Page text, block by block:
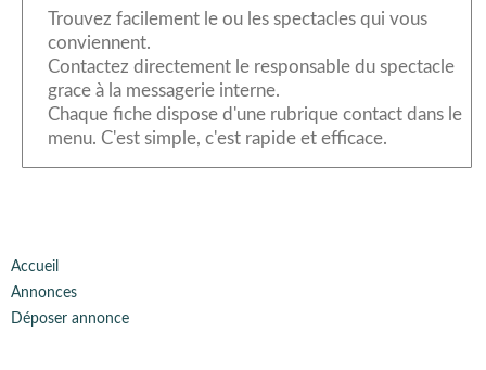
Trouvez facilement le ou les spectacles qui vous
conviennent.
Contactez directement le responsable du spectacle
grace à la messagerie interne.
Chaque fiche dispose d'une rubrique contact dans le
menu. C'est simple, c'est rapide et efficace.
Accueil
Annonces
Déposer annonce